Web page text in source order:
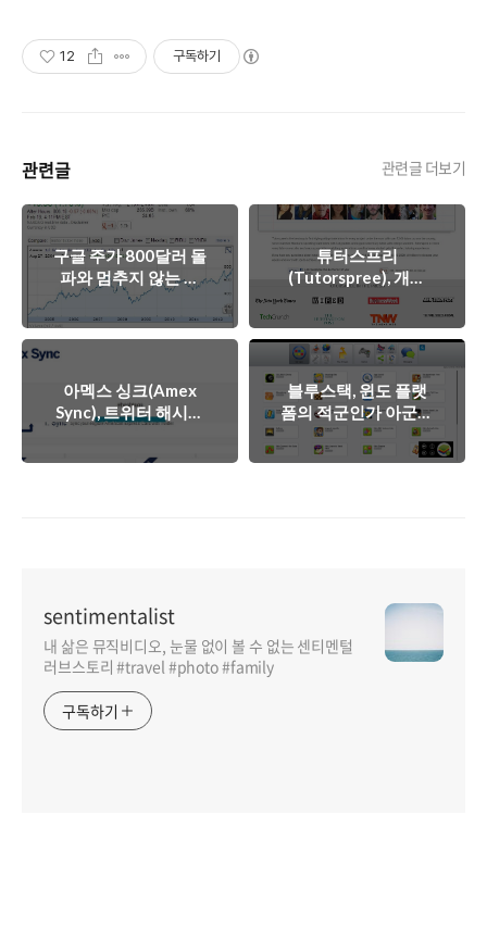
12 구독하기
관련글 관련글 더보기
구글 주가 800달러 돌
파와 멈추지 않는 혁
신과 변화의 엔진
튜터스프리
(Tutorspree), 개인
과외교사를 연결해 주
는 스타트업?
아멕스 싱크(Amex
Sync), 트위터 해시태
블루스택, 윈도 플랫
폼의 적군인가 아군인
가?
sentimentalist
내 삶은 뮤직비디오, 눈물 없이 볼 수 없는 센티멘털
러브스토리 #travel #photo #family
구독하기